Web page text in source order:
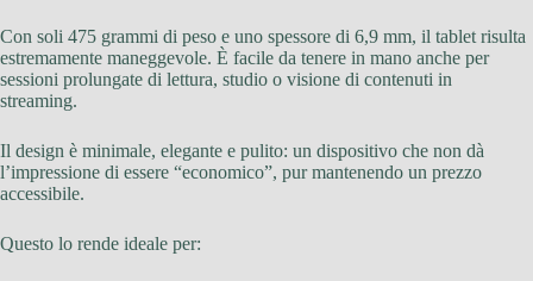
Con soli 475 grammi di peso e uno spessore di 6,9 mm, il tablet risulta
estremamente maneggevole. È facile da tenere in mano anche per
sessioni prolungate di lettura, studio o visione di contenuti in
streaming.
Il design è minimale, elegante e pulito: un dispositivo che non dà
l’impressione di essere “economico”, pur mantenendo un prezzo
accessibile.
Questo lo rende ideale per: